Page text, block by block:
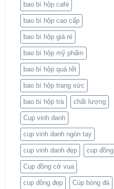
bao bì hộp café
bao bì hộp cao cấp
bao bì hộp giá rẻ
bao bì hộp mỹ phẩm
bao bì hộp quà tết
bao bì hộp trang sức
bao bì hộp trà chất lượng
Cup vinh danh
cup vinh danh ngón tay
cup vinh danh đẹp cup đồng
Cup đồng cờ vua
cup đồng đẹp Cúp bóng đá